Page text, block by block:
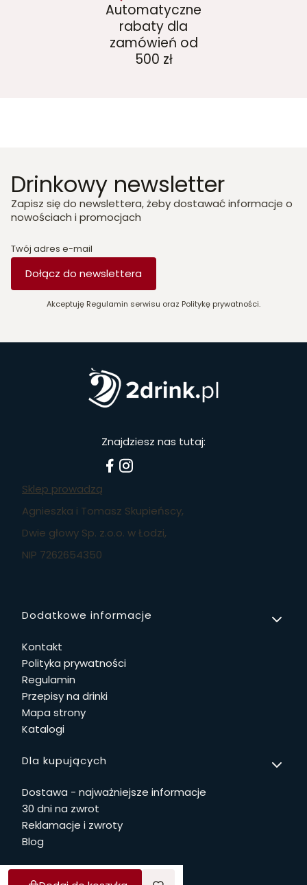
Automatyczne
rabaty dla
zamówień od
500 zł
Drinkowy newsletter
Zapisz się do newslettera, żeby dostawać informacje o
nowościach i promocjach
Twój adres e-mail
Dołącz do newslettera
Akceptuję Regulamin serwisu oraz Politykę prywatności.
Znajdziesz nas tutaj:
Sklep prowadzą
Agnieszka i Tomasz Skupieńscy,
Dwie głowy Sp. z.o.o. w Łodzi,
NIP 7262654350
Linki w stopce
Dodatkowe informacje
Kontakt
Polityka prywatności
Regulamin
Przepisy na drinki
Mapa strony
Katalogi
Dla kupujących
Dostawa - najważniejsze informacje
30 dni na zwrot
Reklamacje i zwroty
Blog